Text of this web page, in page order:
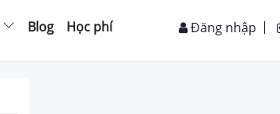
Blog Học phí Đăng nhập